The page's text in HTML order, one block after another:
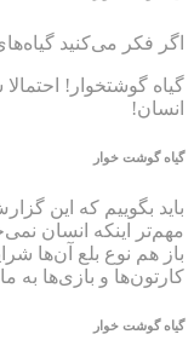
اگر فکر می‌کنید
گیاه گوشتخوار!
انسان!
گیاه گوشت خوار
باید بگوییم که این
مهم‌تر اینکه انسان
باز هم نوع بلع آن‌ها
کارتون‌ها و بازی‌ها به
گیاه گوشت خوار